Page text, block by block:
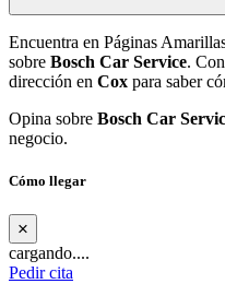
Encuentra en Páginas
sobre Bosch Car Service.
dirección en Cox para saber
Opina sobre Bosch Car
negocio.
Cómo llegar
×
cargando....
Pedir cita